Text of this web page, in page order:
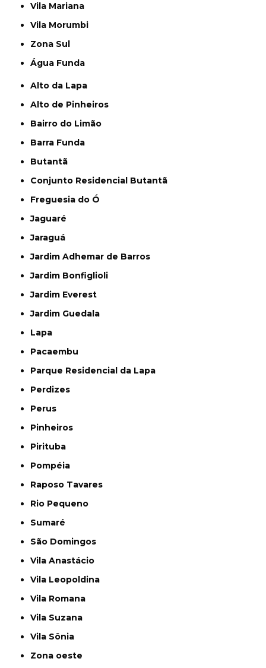
Vila Mariana
Vila Morumbi
Zona Sul
Água Funda
Alto da Lapa
Alto de Pinheiros
Bairro do Limão
Barra Funda
Butantã
Conjunto Residencial Butantã
Freguesia do Ó
Jaguaré
Jaraguá
Jardim Adhemar de Barros
Jardim Bonfiglioli
Jardim Everest
Jardim Guedala
Lapa
Pacaembu
Parque Residencial da Lapa
Perdizes
Perus
Pinheiros
Pirituba
Pompéia
Raposo Tavares
Rio Pequeno
Sumaré
São Domingos
Vila Anastácio
Vila Leopoldina
Vila Romana
Vila Suzana
Vila Sônia
Zona oeste